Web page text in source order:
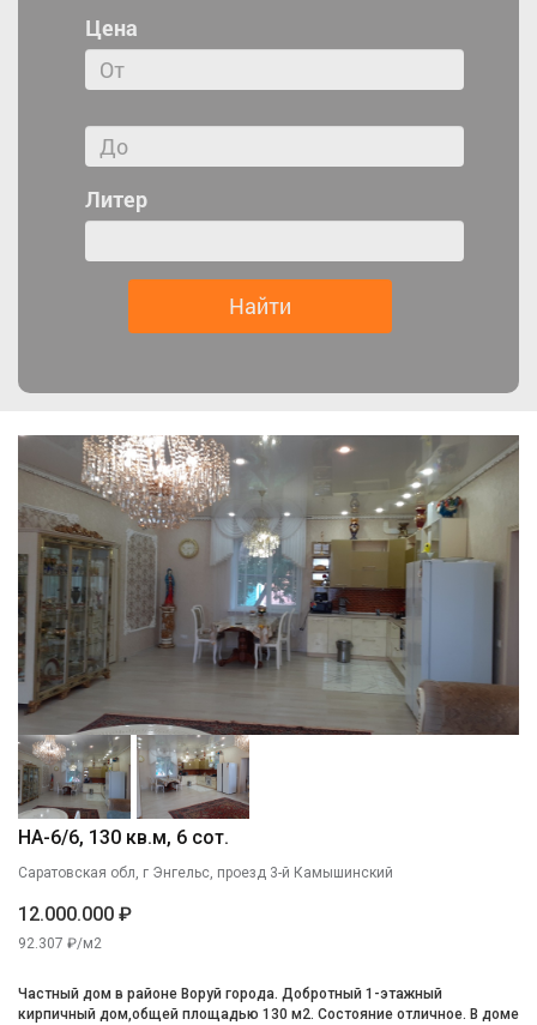
Цена
Литер
НА-6/6, 130 кв.м, 6 сот.
Саратовская обл, г Энгельс, проезд 3-й Камышинский
12.000.000 ₽
92.307 ₽/м2
Частный дом в районе Воруй города. Добротный 1-этажный
кирпичный дом,общей площадью 130 м2. Состояние отличное. В доме